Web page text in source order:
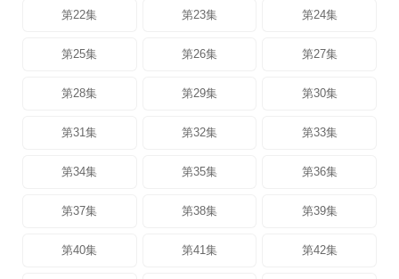
第22集 第23集 第24集
第25集 第26集 第27集
第28集 第29集 第30集
第31集 第32集 第33集
第34集 第35集 第36集
第37集 第38集 第39集
第40集 第41集 第42集